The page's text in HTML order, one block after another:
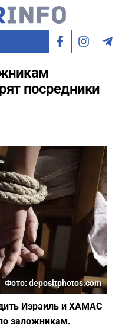
посредники
Фото: depositphotos.com
Израиль и ХАМАС
заложникам.